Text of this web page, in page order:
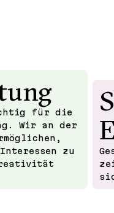
für die
Wir an der
zu